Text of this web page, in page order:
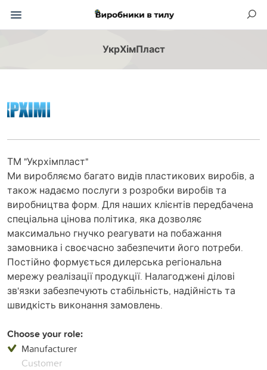
УкрХімПласт
ТМ "Укрхімпласт"
Ми виробляємо багато видів пластикових виробів, а
також надаємо послуги з розробки виробів та
виробництва форм. Для наших клієнтів передбачена
спеціальна цінова політика, яка дозволяє
максимально гнучко реагувати на побажання
замовника і своєчасно забезпечити його потреби.
Постійно формується дилерська регіональна
мережу реалізації продукції. Налагоджені ділові
зв'язки забезпечують стабільність, надійність та
швидкість виконання замовлень.
Choose your role:
Manufacturer
Customer